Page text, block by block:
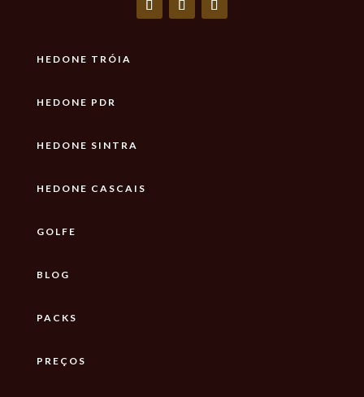
HEDONE TRÓIA
HEDONE PDR
HEDONE SINTRA
HEDONE CASCAIS
GOLFE
BLOG
PACKS
PREÇOS